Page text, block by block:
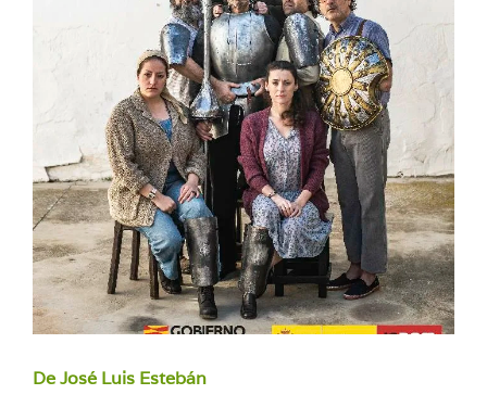
De José Luis Estebán